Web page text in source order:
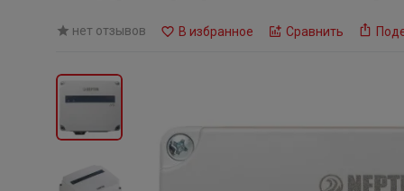
нет отзывов В избранное Сравнить